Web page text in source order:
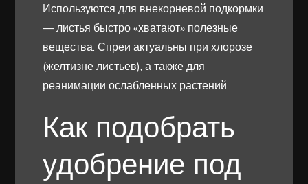
Используются для внекорневой подкормки
— листья быстро «хватают» полезные
вещества. Спреи актуальны при хлорозе
(желтизне листьев), а также для
реанимации ослабленных растений.
Как подобрать
удобрение под